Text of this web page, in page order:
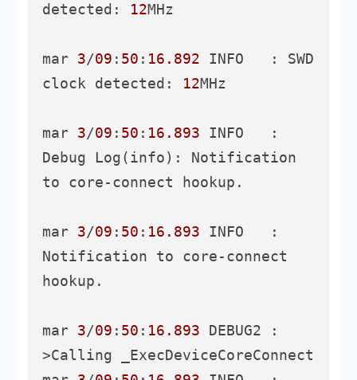
detected: 12MHz
mar 3/09 : 50 : 16.892 INFO   : SWD
clock detected: 12MHz
mar 3/09 : 50 : 16.893 INFO   :
Debug Log(info): Notification
to core-connect hookup.
mar 3/09 : 50 : 16.893 INFO   :
Notification to core-connect
hookup.
mar 3/09 : 50 : 16.893 DEBUG2 :
>Calling _ExecDeviceCoreConnect